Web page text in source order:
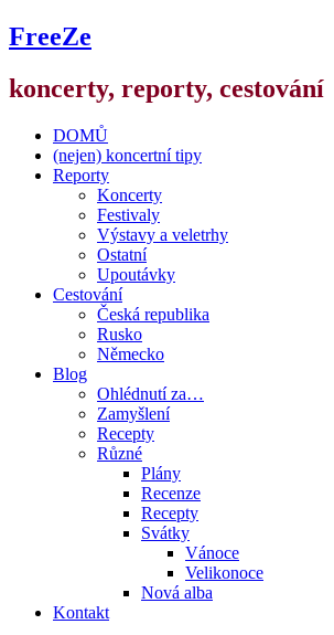
FreeZe
koncerty, reporty, cestování
DOMŮ
(nejen) koncertní tipy
Reporty
Koncerty
Festivaly
Výstavy a veletrhy
Ostatní
Upoutávky
Cestování
Česká republika
Rusko
Německo
Blog
Ohlédnutí za…
Zamyšlení
Recepty
Různé
Plány
Recenze
Recepty
Svátky
Vánoce
Velikonoce
Nová alba
Kontakt